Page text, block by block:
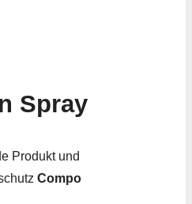
Spray
Produkt und
Compo